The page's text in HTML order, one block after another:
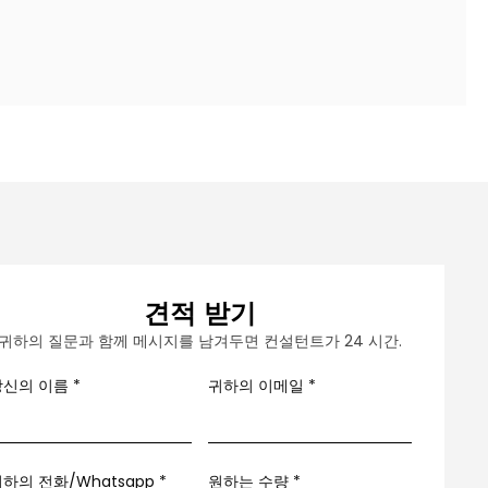
견적 받기
하의 질문과 함께 메시지를 남겨두면 컨설턴트가 24 시간.
의 이름 * 귀하의 이메일 *
하의 전화/Whatsapp * 원하는 수량 *